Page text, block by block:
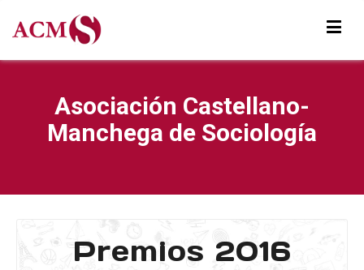
Asociación Castellano-
Manchega de Sociología
Premios 2016